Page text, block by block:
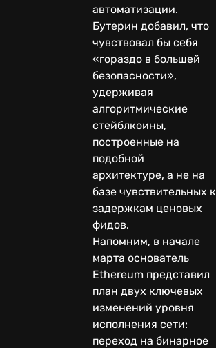
автоматизации.
Бутерин добавил, что
чувствовал бы себя
«гораздо в большей
безопасности»,
удерживая
алгоритмические
стейблкоины,
построенные на
подобной
архитектуре, а не на
базе чувствительных к
задержкам ценовых
фидов.
Напомним, в начале
марта основатель
Ethereum представил
план двух ключевых
изменений уровня
исполнения сети:
переход на бинарное